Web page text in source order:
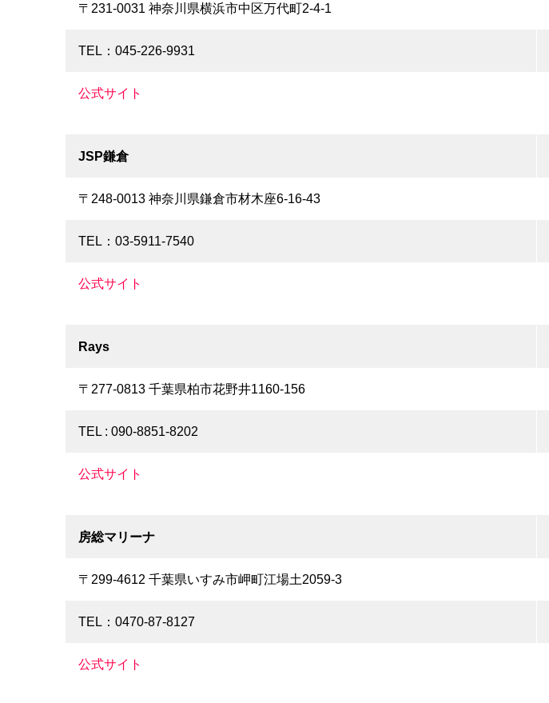
〒231-0031 神奈川県横浜市中区万代町2-4-1
TEL：045-226-9931
公式サイト
JSP鎌倉
〒248-0013 神奈川県鎌倉市材木座6-16-43
TEL：03-5911-7540
公式サイト
Rays
〒277-0813 千葉県柏市花野井1160-156
TEL : 090-8851-8202
公式サイト
房総マリーナ
〒299-4612 千葉県いすみ市岬町江場土2059-3
TEL：0470-87-8127
公式サイト